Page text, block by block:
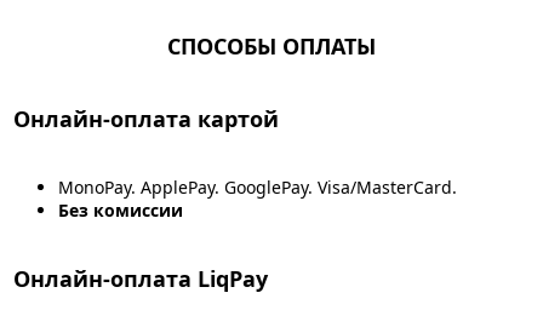
СПОСОБЫ ОПЛАТЫ
Онлайн-оплата картой
MonoPay. ApplePay. GooglePay. Visa/MasterCard.
Без комиссии
Онлайн-оплата LiqPay